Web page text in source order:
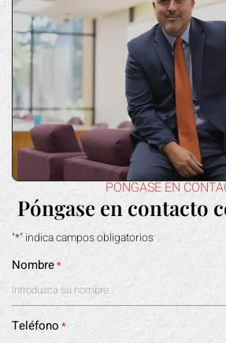
PÓNGASE EN
Póngase en contacto
"*" indica campos obligatorios
Nombre*
Teléfono *